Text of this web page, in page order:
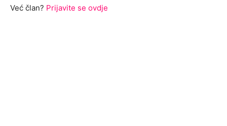
Već član? Prijavite se ovdje